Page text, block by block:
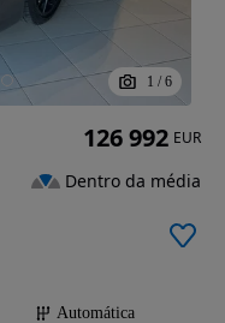
1 / 6
Automática
126 992 EUR
Dentro da média